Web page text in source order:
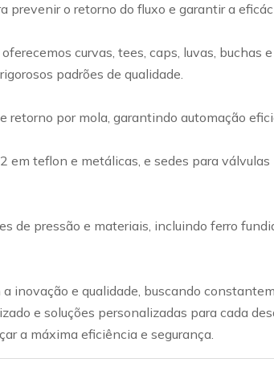
o retorno do fluxo e garantir a
curvas, tees, caps, luvas,
padrões de qualidade.
retorno por mola, garantindo automação
em teflon e metálicas, e sedes para
de pressão e materiais, incluindo ferro
inovação e qualidade, buscando
e soluções personalizadas para cada
a máxima eficiência e segurança.